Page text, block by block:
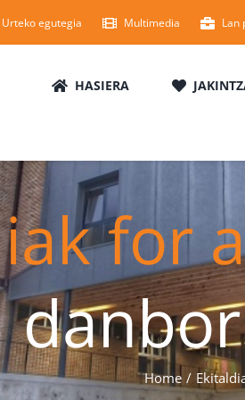
Urteko egutegia Multimedia Lan
HASIERA
for
Home